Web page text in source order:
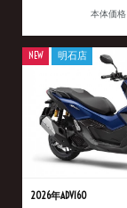
本体価格
2026年ADV160
NEW 明石店